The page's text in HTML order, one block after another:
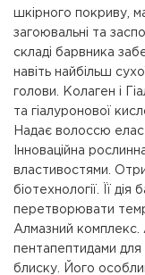
шкірного покриву,
загоювальні та
складі барвника
навіть найбільш
голови. Колаген і
та гіалуронової
Надає волоссю
Інноваційна
властивостями.
біотехнології. Її дія
перетворювати
Алмазний
пентапептидами
блиску. Його